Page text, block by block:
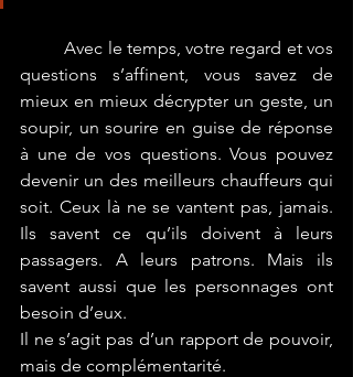
	Avec le temps, votre regard et vos
questions s’affinent, vous savez de
mieux en mieux décrypter un geste, un
soupir, un sourire en guise de réponse
à une de vos questions. Vous pouvez
devenir un des meilleurs chauffeurs qui
soit. Ceux là ne se vantent pas, jamais.
Ils savent ce qu’ils doivent à leurs
passagers. A leurs patrons. Mais ils
savent aussi que les personnages ont
besoin d’eux.
Il ne s’agit pas d’un rapport de pouvoir,
mais de complémentarité.